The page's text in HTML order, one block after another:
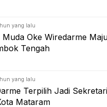
yang lalu
Muda Oke Wiredarme
Tengah
yang lalu
Terpilih Jadi
Mataram